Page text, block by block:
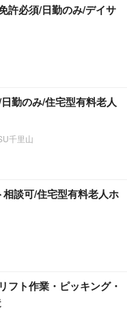
許必須/日勤のみ/デイサ
勤のみ/住宅型有料老人
千里山
相談可/住宅型有料老人ホ
フト作業・ピッキング・